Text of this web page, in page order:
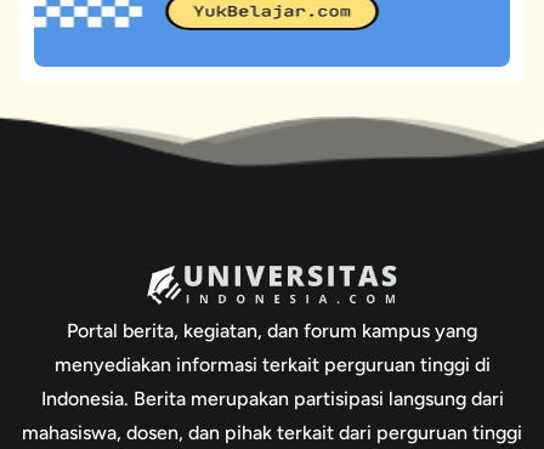
Portal berita, kegiatan, dan forum kampus yang
menyediakan informasi terkait perguruan tinggi di
Indonesia. Berita merupakan partisipasi langsung dari
mahasiswa, dosen, dan pihak terkait dari perguruan tinggi